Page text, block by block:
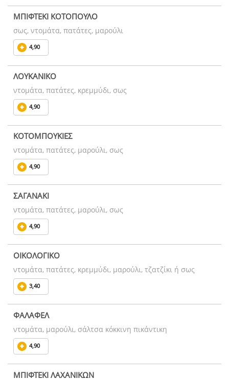
ΜΠΙΦΤΕΚΙ ΚΟΤΟΠΟΥΛΟ
σως, ντομάτα, πατάτες, μαρούλι
4,90
ΛΟΥΚΑΝΙΚΟ
ντομάτα, πατάτες, κρεμμύδι, σως
4,90
ΚΟΤΟΜΠΟΥΚΙΕΣ
ντομάτα, πατάτες, μαρούλι, σως
4,90
ΣΑΓΑΝΑΚΙ
ντομάτα, πατάτες, μαρούλι, σως
4,90
ΟΙΚΟΛΟΓΙΚΟ
ντομάτα, πατάτες, κρεμμύδι, μαρούλι, τζατζίκι ή σως
3,40
ΦΑΛΑΦΕΛ
ντομάτα, μαρούλι, σάλτσα κόκκινη πικάντικη
4,90
ΜΠΙΦΤΕΚΙ ΛΑΧΑΝΙΚΩΝ